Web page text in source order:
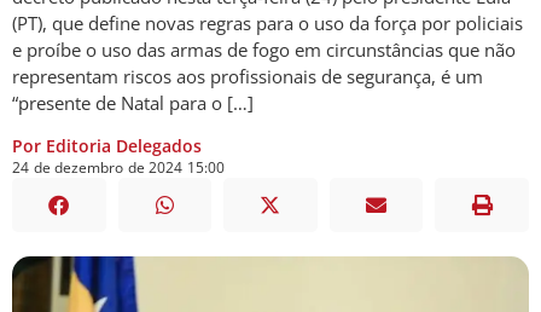
(PT), que define novas regras para o uso da força por policiais
e proíbe o uso das armas de fogo em circunstâncias que não
representam riscos aos profissionais de segurança, é um
“presente de Natal para o […]
Por Editoria Delegados
24 de dezembro de 2024 15:00